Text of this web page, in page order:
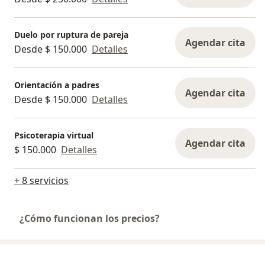
Duelo por ruptura de pareja
Desde $ 150.000 Detalles Agendar cita
Orientación a padres
Desde $ 150.000 Detalles Agendar cita
Psicoterapia virtual
$ 150.000 Detalles Agendar cita
+ 8 servicios
¿Cómo funcionan los precios?